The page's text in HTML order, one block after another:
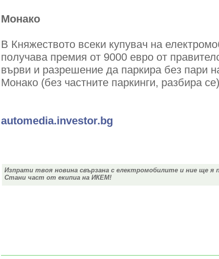
Монако
В Княжеството всеки купувач на
получава премия от 9000 евро от
върви и разрешение да паркира без пари
Монако (без частните паркинги, разбира
automedia.investor.bg
Изпрати твоя новина свързана с електромобилите и ние ще я
Стани част от екипиа на ИКЕМ!